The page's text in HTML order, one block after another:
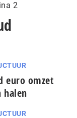
2
euro omzet
halen